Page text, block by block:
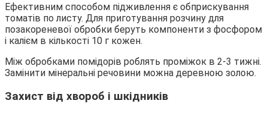
Ефективним способом підживлення є обприскування
томатів по листу. Для приготування розчину для
позакореневої обробки беруть компоненти з фосфором
і калієм в кількості 10 г кожен.
Між обробками помідорів роблять проміжок в 2-3 тижні.
Замінити мінеральні речовини можна деревною золою.
Захист від хвороб і шкідників